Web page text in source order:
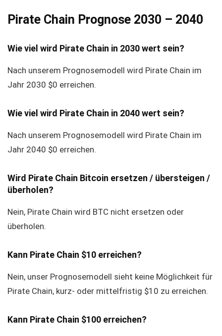
Pirate Chain Prognose 2030 – 2040
Wie viel wird Pirate Chain in 2030 wert sein?
Nach unserem Prognosemodell wird Pirate Chain im
Jahr 2030 $0 erreichen.
Wie viel wird Pirate Chain in 2040 wert sein?
Nach unserem Prognosemodell wird Pirate Chain im
Jahr 2040 $0 erreichen.
Wird Pirate Chain Bitcoin ersetzen / übersteigen /
überholen?
Nein, Pirate Chain wird BTC nicht ersetzen oder
überholen.
Kann Pirate Chain $10 erreichen?
Nein, unser Prognosemodell sieht keine Möglichkeit für
Pirate Chain, kurz- oder mittelfristig $10 zu erreichen.
Kann Pirate Chain $100 erreichen?